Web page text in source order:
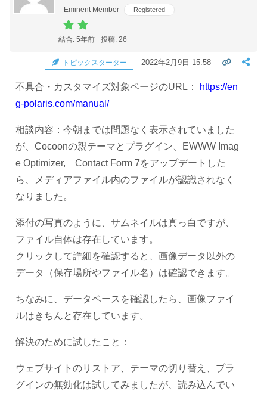
Eminent Member
Registered
結合: 5年前 投稿: 26
トピックスターター 2022年2月9日 15:58
不具合・カスタマイズ対象ページのURL：
https://en
g-polaris.com/manual/
相談内容：今朝までは問題なく表示されていました
が、Cocoonの親テーマとプラグイン、EWWW Imag
e Optimizer, Contact Form 7をアップデートした
ら、メディアファイル内のファイルが認識されなく
なりました。
添付の写真のように、サムネイルは真っ白ですが、
ファイル自体は存在しています。
クリックして詳細を確認すると、画像データ以外の
データ（保存場所やファイル名）は確認できます。
ちなみに、データベースを確認したら、画像ファイ
ルはきちんと存在しています。
解決のために試したこと：
ウェブサイトのリストア、テーマの切り替え、プラ
グインの無効化は試してみましたが、読み込んでい